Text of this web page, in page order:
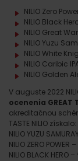
NILIO Zero
NILIO Black
NILIO Great
NILIO Yuzu
NILIO White
NILIO Caribic
NILIO Golden
V auguste 2022
ocenenia GREAT
akreditačnou
TASTE NILIO získalo:
NILIO YUZU
NILIO ZERO POWER –
NILIO BLACK HERO –